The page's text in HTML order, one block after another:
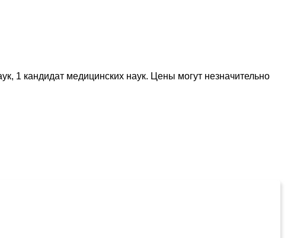
1 кандидат медицинских наук. Цены могут незначительно